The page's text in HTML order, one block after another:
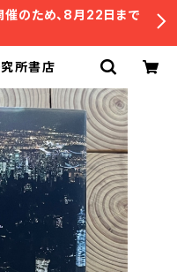
のため、8月22日まで
所書店